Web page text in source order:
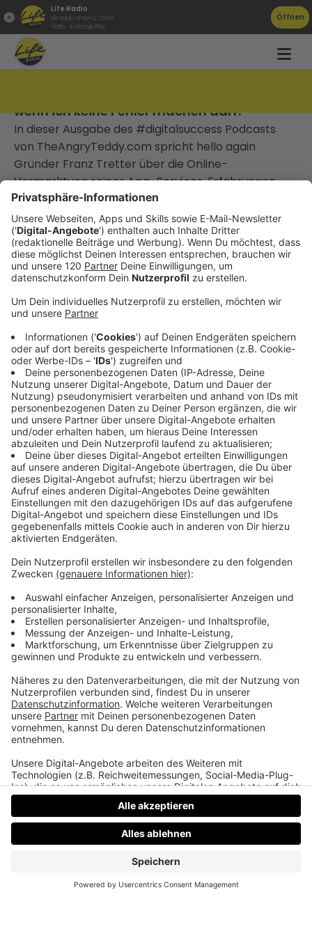
Life Radio
Life Radio GmbH & Co.KG
Gratis - in Google Play
Öffnen
wenn ich keine Fehler machen darf?“
In dieser Ausgabe des #digitalsuccess Podcasts
von TheAngryTeddy.com spricht hello again
Gründer Franz Tretter über die Online-
Vermarktung seines App-Services, Erfahrungen
rund um die Digitalisierung, Fehlerkultur und
Innovationskraft.
Gute Arbeit, die niemand kennt, gewinnt keinen
Markt.
Die meisten Unternehmen, mit denen ich arbeite,
haben kein Qualitätsproblem. Sie sind besser als ihr
Ruf. Nur weiß das draußen niemand.
Alle zwei Wochen schreibe ich einen Gedanken
darüber, wie sich das ändern lässt. Ein Thema, kein
Sammelbrief.
→teddy.click/newsletter
Wie sichtbar ist dein Unternehmen wirklich?
Der Potenzial-Check dauert vier Minuten. Danach
hast du einen Report mit einer Zahl und fünf
Bereichen — und siehst, wo bei euch draußen nichts
ankommt. Kein Verkaufsgespräch.
→teddy.click/podsignal
Wenn du lieber direkt redest: fünfzehn Minuten, kein
Pitch.teddy.click/termin
Daniel Friesenecker baut Unternehmern ihr
eigenes Medium. Podcast, Video, Strategie. Studio:
TeddyLab, Linz.
LinkedIn:linkedin.com/in/friesenecker
Folge abonnieren:Apple·Spotify·YouTube·alle
Plattformen und RSS